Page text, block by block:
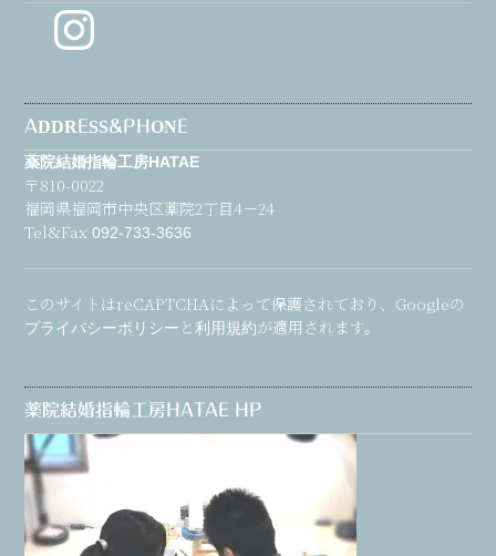
Instagram
ADDRESS&PHONE
薬院結婚指輪工房HATAE
〒810-0022
福岡県福岡市中央区薬院2丁目4－24
Tel&Fax092-733-3636
このサイトはreCAPTCHAによって保護されており、Googleの
プライバシーポリシー と利用規約が適用されます。
薬院結婚指輪工房HATAE HP